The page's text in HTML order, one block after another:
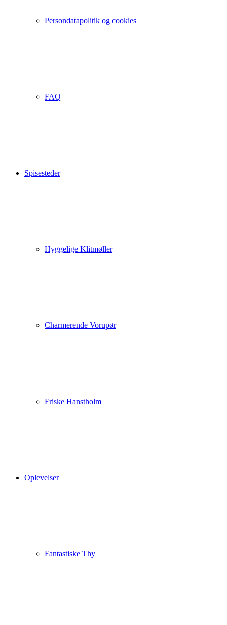
Persondatapolitik og cookies
FAQ
Spisesteder
Hyggelige Klitmøller
Charmerende Vorupør
Friske Hanstholm
Oplevelser
Fantastiske Thy